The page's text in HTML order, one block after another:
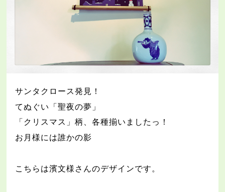
サンタクロース発見！
てぬぐい「聖夜の夢」
「クリスマス」柄、各種揃いましたっ！
お月様には誰かの影
こちらは濱文様さんのデザインです。